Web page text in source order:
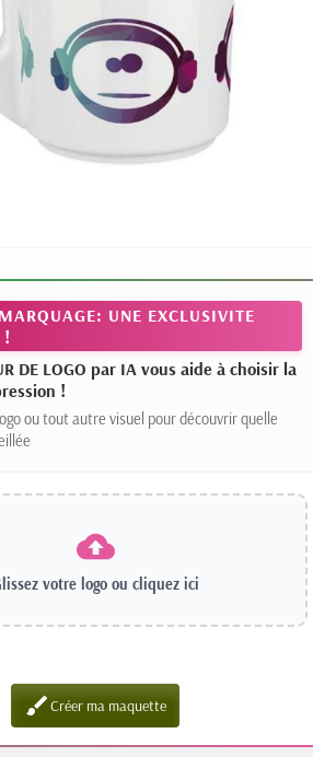
UNE EXCLUSIVITE
!
DE LOGO par IA vous aide à choisir la
!
ou tout autre visuel pour découvrir quelle
votre logo ou cliquez ici
brushCréer ma maquette